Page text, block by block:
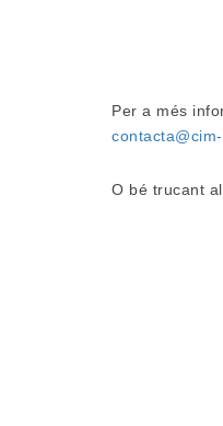
Per a més
O bé trucant